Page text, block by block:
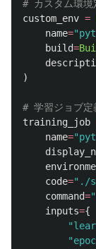
custom_env =
name="
build=
)
training_job
name="
code=" ./
command="
inputs={
"
"